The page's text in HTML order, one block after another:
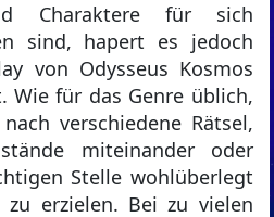
Charaktere für sich
sind, hapert es jedoch
von Odysseus Kosmos
Wie für das Genre üblich,
verschiedene Rätsel,
miteinander oder
Stelle wohlüberlegt
erzielen. Bei zu vielen